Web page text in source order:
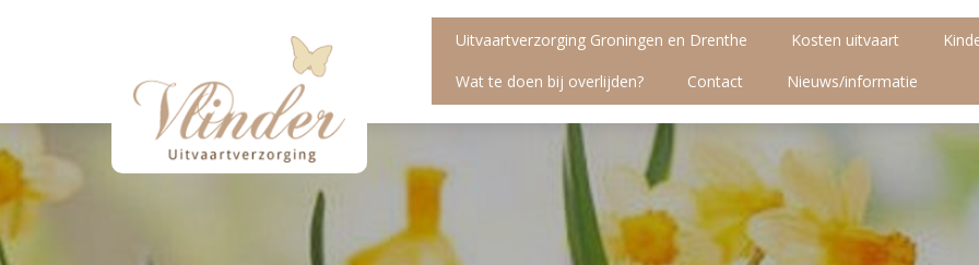
Uitvaartverzorging Groningen en Drenthe Kosten uitvaart
Wat te doen bij overlijden?
Contact Nieuws/informatie